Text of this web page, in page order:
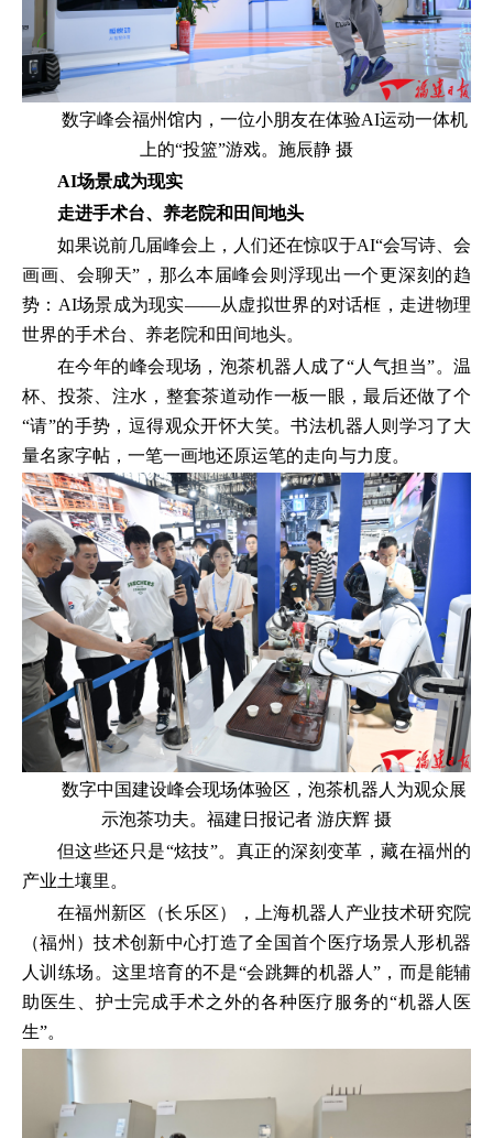
数字峰会福州馆内，一位小朋友在体验AI运动一体机
上的“投篮”游戏。施辰静 摄
AI场景成为现实
走进手术台、养老院和田间地头
如果说前几届峰会上，人们还在惊叹于AI“会写诗、会
画画、会聊天”，那么本届峰会则浮现出一个更深刻的趋
势：AI场景成为现实——从虚拟世界的对话框，走进物理
世界的手术台、养老院和田间地头。
在今年的峰会现场，泡茶机器人成了“人气担当”。温
杯、投茶、注水，整套茶道动作一板一眼，最后还做了个
“请”的手势，逗得观众开怀大笑。书法机器人则学习了大
量名家字帖，一笔一画地还原运笔的走向与力度。
数字中国建设峰会现场体验区，泡茶机器人为观众展
示泡茶功夫。福建日报记者 游庆辉 摄
但这些还只是“炫技”。真正的深刻变革，藏在福州的
产业土壤里。
在福州新区（长乐区），上海机器人产业技术研究院
（福州）技术创新中心打造了全国首个医疗场景人形机器
人训练场。这里培育的不是“会跳舞的机器人”，而是能辅
助医生、护士完成手术之外的各种医疗服务的“机器人医
生”。